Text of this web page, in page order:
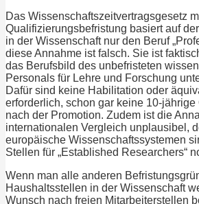
Das Wissenschaftszeitvertragsgesetz
Qualifizierungsbefristung basiert auf
in der Wissenschaft nur den Beruf
diese Annahme ist falsch. Sie ist
das Berufsbild des unbefristeten
Personals für Lehre und Forschung
Dafür sind keine Habilitation oder
erforderlich, schon gar keine 10-
nach der Promotion. Zudem ist die
internationalen Vergleich unplausibel,
europäische Wissenschaftssystemen
Stellen für „Established Researchers“
Wenn man alle anderen
Haushaltsstellen in der Wissenschaft
Wunsch nach freien Mitarbeiterstellen